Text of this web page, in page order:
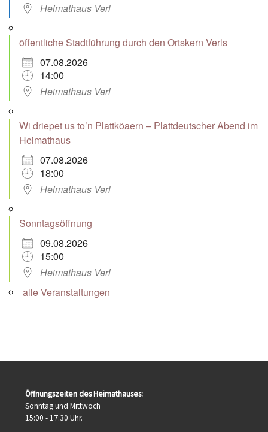
Heimathaus Verl
öffentliche Stadtführung durch den Ortskern Verls
07.08.2026
14:00
Heimathaus Verl
Wi driepet us to’n Plattköaern – Plattdeutscher Abend im
Heimathaus
07.08.2026
18:00
Heimathaus Verl
Sonntagsöffnung
09.08.2026
15:00
Heimathaus Verl
alle Veranstaltungen
Öffnungszeiten des Heimathauses:
Sonntag und Mittwoch
15:00 - 17:30 Uhr.